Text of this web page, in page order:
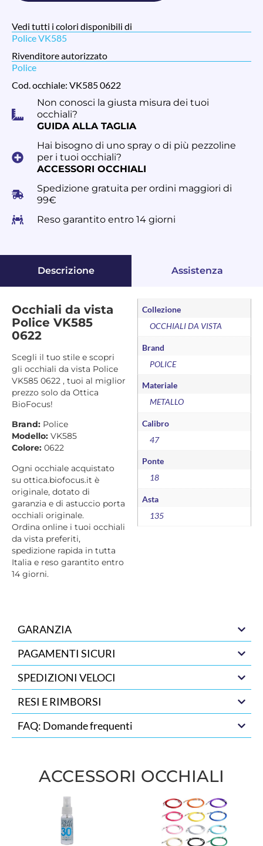
Vedi tutti i colori disponibili di
Police VK585
Rivenditore autorizzato
Police
Cod. occhiale: VK585 0622
Non conosci la giusta misura dei tuoi
occhiali?
GUIDA ALLA TAGLIA
Hai bisogno di uno spray o di più pezzoline
per i tuoi occhiali?
ACCESSORI OCCHIALI
Spedizione gratuita per ordini maggiori di
99€
Reso garantito entro 14 giorni
Descrizione Assistenza
Occhiali da vista
Police VK585
0622
Scegli il tuo stile e scopri
gli occhiali da vista Police
VK585 0622 , tuoi al miglior
prezzo solo da Ottica
BioFocus!
Brand: Police
Modello: VK585
Colore: 0622
Ogni occhiale acquistato
su ottica.biofocus.it è
originale, dotato di
garanzia e di astuccio porta
occhiali originale.
Ordina online i tuoi occhiali
da vista preferiti,
spedizione rapida in tutta
Italia e reso garantito entro
14 giorni.
Collezione
OCCHIALI DA VISTA
Brand
POLICE
Materiale
METALLO
Calibro
47
Ponte
18
Asta
135
GARANZIA
PAGAMENTI SICURI
SPEDIZIONI VELOCI
RESI E RIMBORSI
FAQ: Domande frequenti
ACCESSORI OCCHIALI